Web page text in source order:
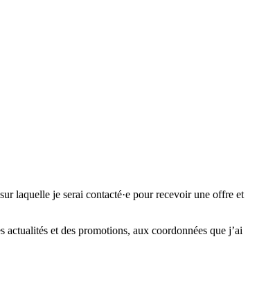
laquelle je serai contacté·e pour recevoir une offre et
et des promotions, aux coordonnées que j’ai